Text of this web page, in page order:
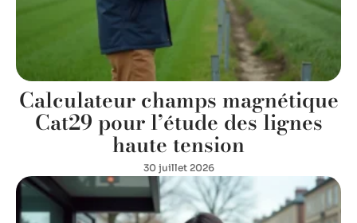
Calculateur champs magnétique
Cat29 pour l’étude des lignes
haute tension
30 juillet 2026